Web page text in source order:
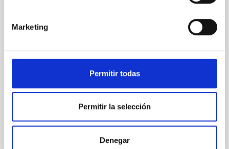
Marketing
Permitir todas
Permitir la selección
Denegar
ReionisaTiOn epoch (CONCERTO) instrument was a
spectrometer based on lumped-element kinetic
meter APEX telescope in Chile in April 2021 and
Lundgren, A. et al.
Fecha de publicación: 6 2026
2026A&A...710A.230L